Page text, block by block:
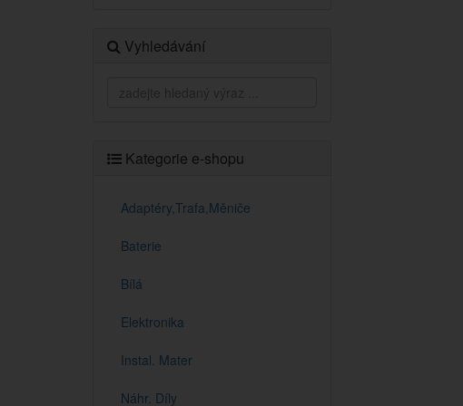
Vyhledávání
Kategorie e-shopu
Adaptéry,Trafa,Měniče
Baterie
Bílá
Elektronika
Instal. Mater
Náhr. Díly